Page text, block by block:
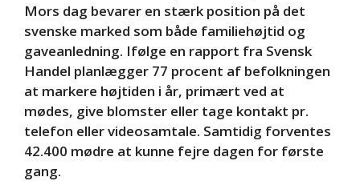
Mors dag bevarer en stærk position på det
svenske marked som både familiehøjtid og
gaveanledning. Ifølge en rapport fra Svensk
Handel planlægger 77 procent af befolkningen
at markere højtiden i år, primært ved at
mødes, give blomster eller tage kontakt pr.
telefon eller videosamtale. Samtidig forventes
42.400 mødre at kunne fejre dagen for første
gang.